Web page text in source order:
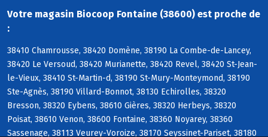
Votre magasin Biocoop Fontaine (38600) est proche de
:
38410 Chamrousse, 38420 Domène, 38190 La Combe-de-Lancey,
38420 Le Versoud, 38420 Murianette, 38420 Revel, 38420 St-Jean-
le-Vieux, 38410 St-Martin-d, 38190 St-Mury-Monteymond, 38190
Ste-Agnès, 38190 Villard-Bonnot, 38130 Echirolles, 38320
Bresson, 38320 Eybens, 38610 Gières, 38320 Herbeys, 38320
Poisat, 38610 Venon, 38600 Fontaine, 38360 Noyarey, 38360
Sassenage, 38113 Veurey-Voroize, 38170 Seyssinet-Pariset, 38180